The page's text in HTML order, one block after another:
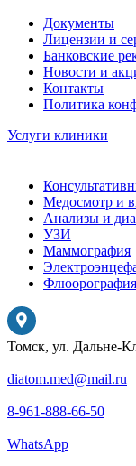
Документы
Лицензии и
Банковские
Новости и
Контакты
Политика
Услуги клиники
Медосмотр и
Анализы и
УЗИ
Маммография
Флюорография
Томск, ул. Дальне-
diatom.med@mail.ru
8-961-888-66-50
WhatsApp